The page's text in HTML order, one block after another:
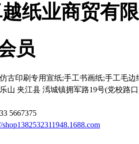
纸业商贸有
员
古印刷专用宣纸;手工书画纸;手工毛
山 夹江县 漹城镇拥军路19号(党校路
5667375
shop1382532311948.1688.com